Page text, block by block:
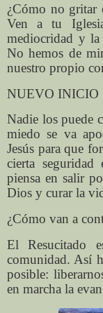
¿Cómo no gritar
Ven a tu
mediocridad y la
No hemos de
nuestro propio
NUEVO INICIO
Nadie los puede
miedo se va
Jesús para que
cierta seguridad
piensa en salir
Dios y curar la
¿Cómo van a
El Resucitado
comunidad. Así
posible:
en marcha la